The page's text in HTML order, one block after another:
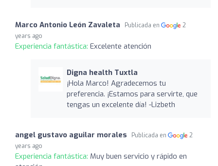
Marco Antonio León Zavaleta Publicada en
2
years ago
Experiencia fantástica: Excelente atención
Digna health Tuxtla
¡Hola Marco! Agradecemos tu
preferencia. ¡Estamos para servirte, que
tengas un excelente día! -Lizbeth
angel gustavo aguilar morales Publicada en
2
years ago
Experiencia fantástica: Muy buen servicio y rápido en